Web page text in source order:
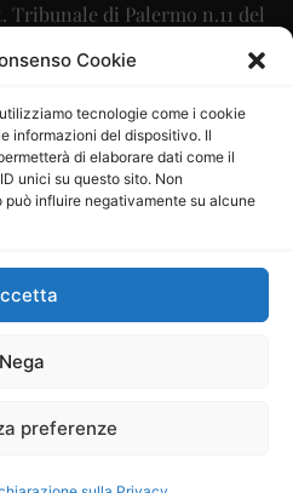
Cookie
tecnologie come i cookie
informazioni del dispositivo. Il
di elaborare dati come il
unici su questo sito. Non
influire negativamente su alcune
Nega
preferenze
di Palermo n.11 del
2015
Maurizio Scaglione
Maria Calabrese
Società Cooperativa a r.l. è
di Comunicazione al
srl–info@ladigitale.it